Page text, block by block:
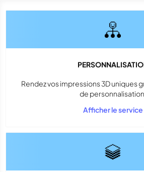
Rendez vos impressions 3D uniques
de
Afficher le service